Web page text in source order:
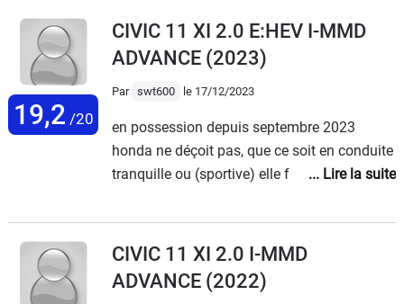
19,2 /20
CIVIC 11 XI 2.0 E:HEV I-MMD
ADVANCE (2023)
Par swt600 le 17/12/2023
en possession depuis septembre 2023
honda ne déçoit pas, que ce soit en conduite
tranquille ou (sportive) elle fait tout très bien
pour ma part en conduite normal sans faire
de conduite eco mais j'ai essayé la conduite
eco en ville et le résultat est impressionnant
3.2l pour un 184 ch essence cela n'existe
CIVIC 11 XI 2.0 I-MMD
ADVANCE (2022)